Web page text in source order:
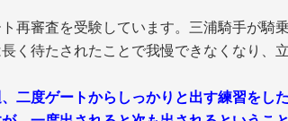
再審査を受験しています。三浦騎手が騎
く待たされたことで我慢できなくなり、
二度ゲートからしっかりと出す練習をし